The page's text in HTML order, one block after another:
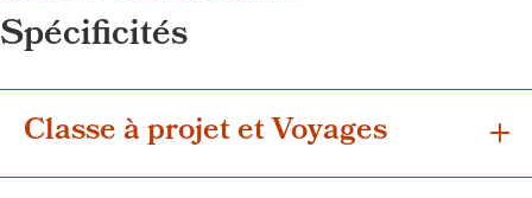
Spécificités
Classe à projet et Voyages